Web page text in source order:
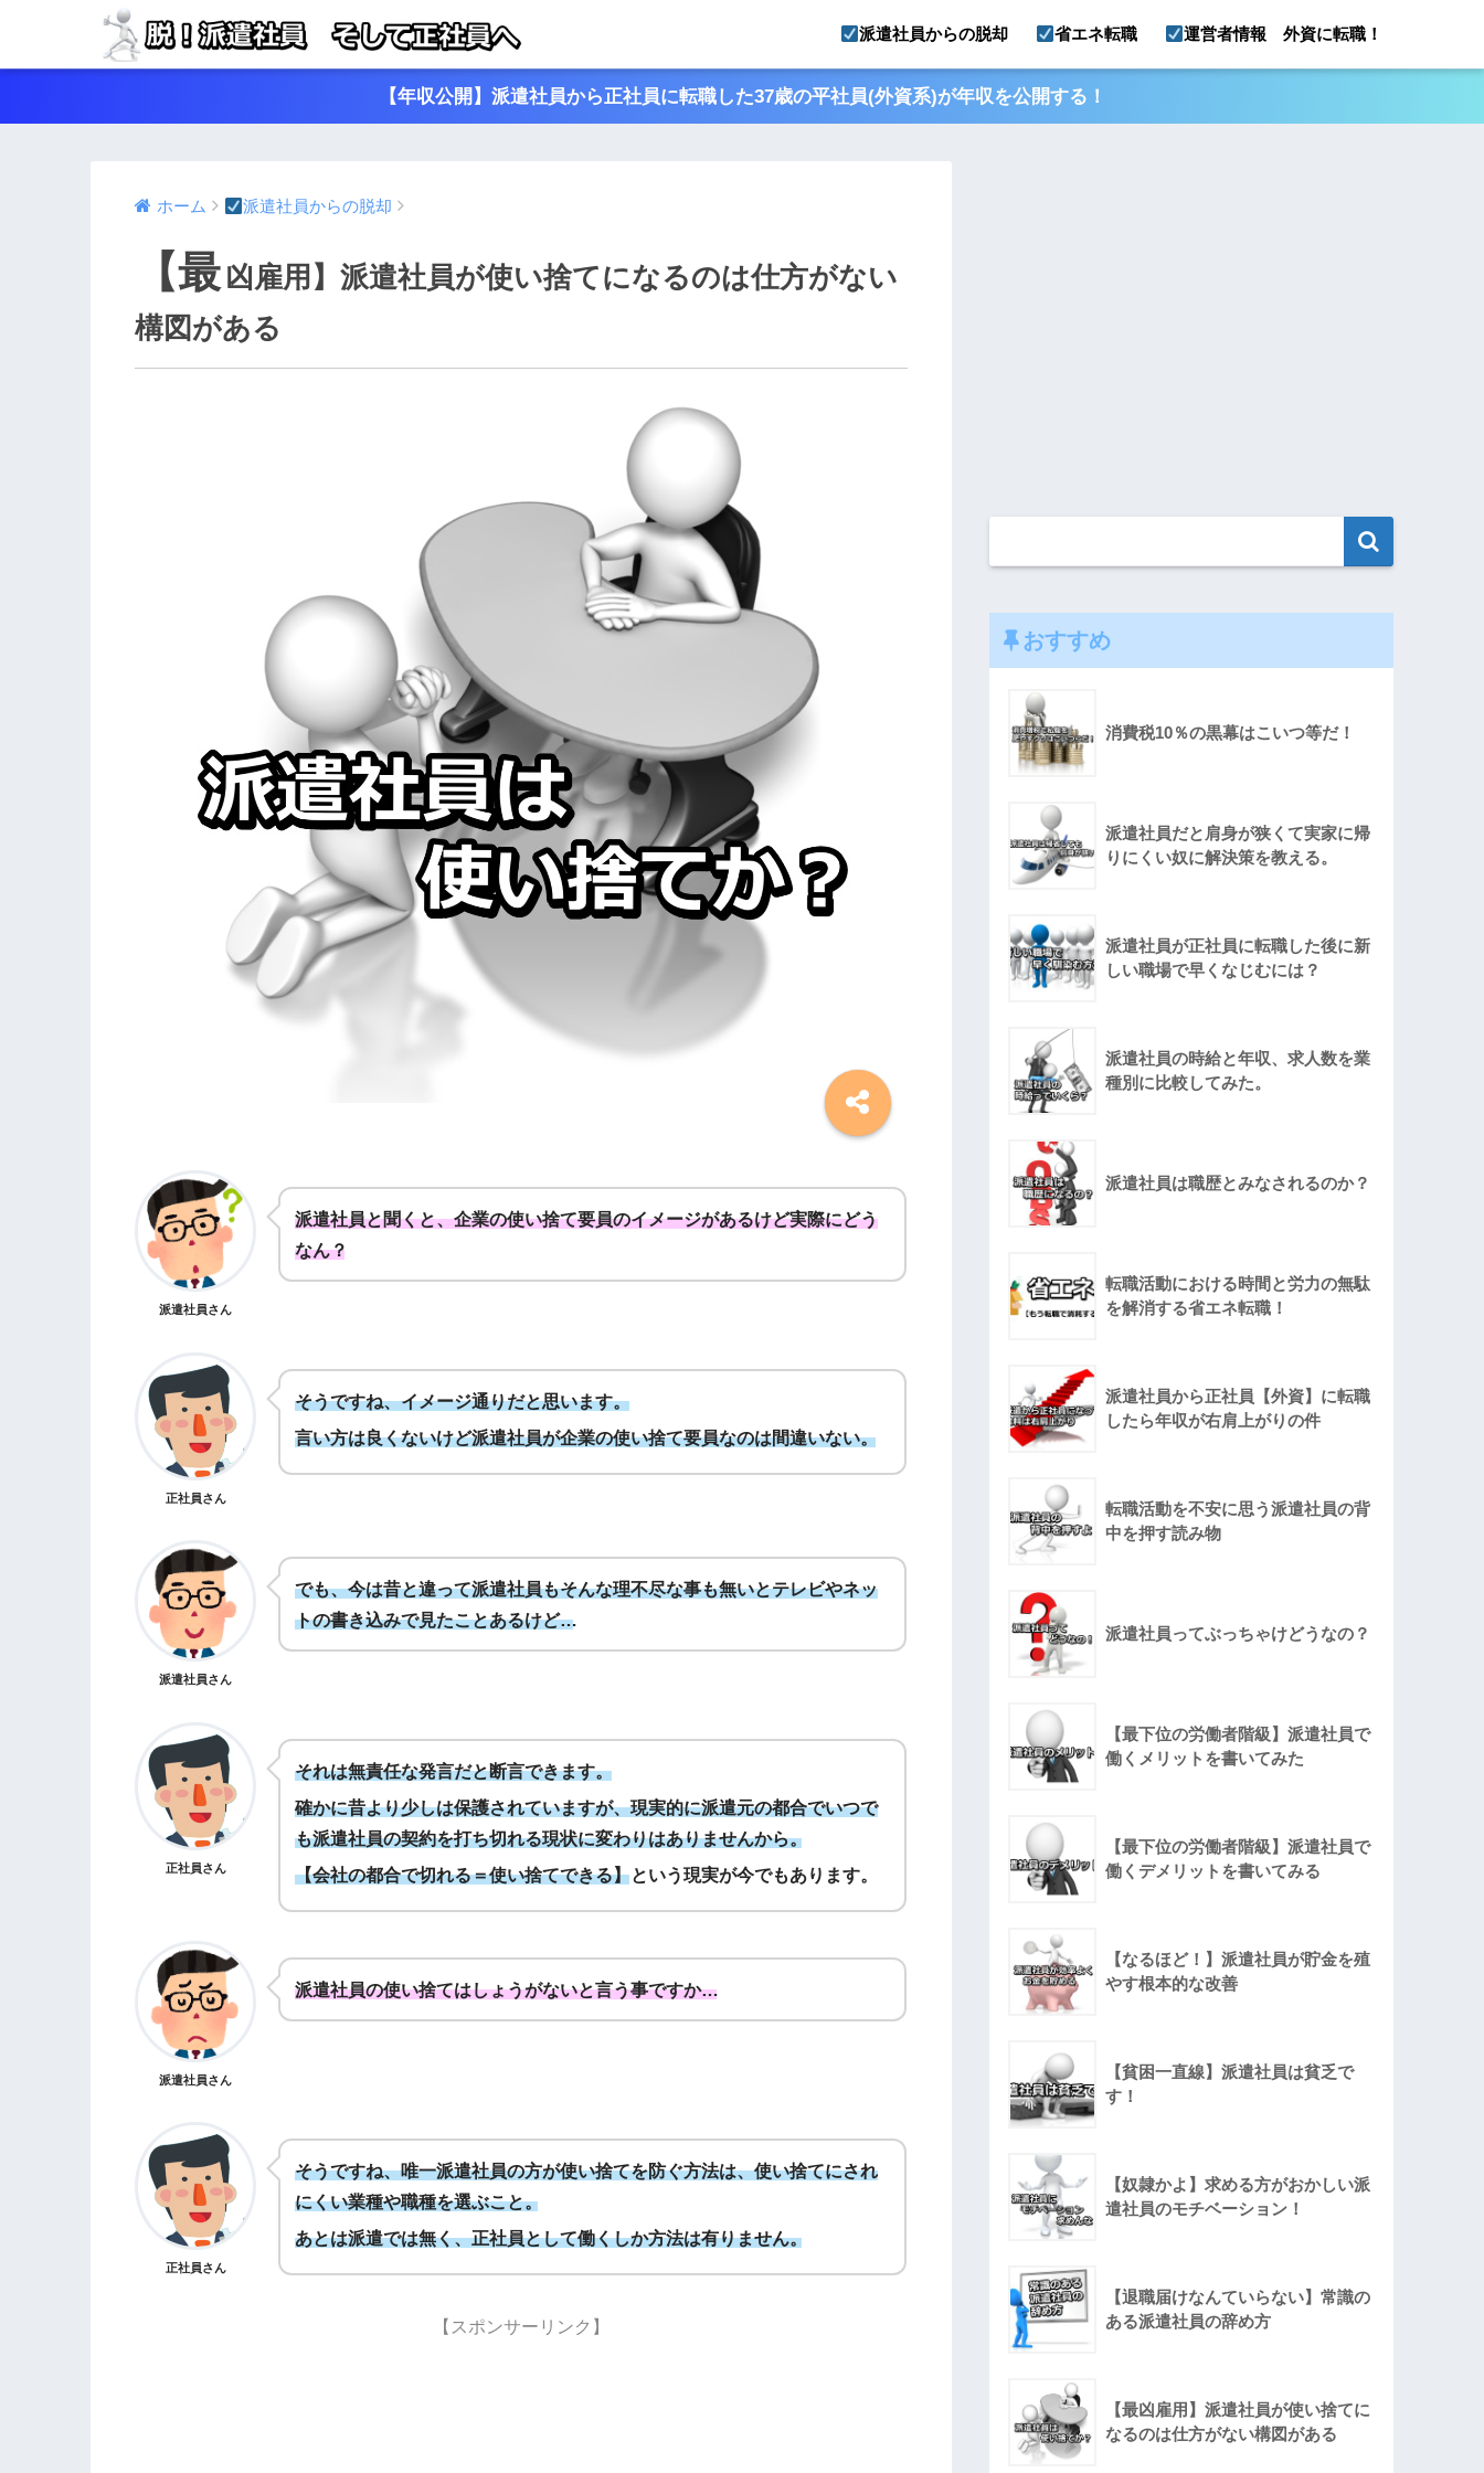
派遣社員からの脱却 省エネ転職 運営者情報 外資に転職！
【年収公開】派遣社員から正社員に転職した37歳の平社員(外資系)が年収を公開する！
ホーム 派遣社員からの脱却
【最 凶雇用】派遣社員が使い捨てになるのは仕方がない
構図がある
派遣社員さん
派遣社員と聞くと、企業の使い捨て要員のイメージがあるけど実際にどう
なん？
正社員さん
そうですね、イメージ通りだと思います。
言い方は良くないけど派遣社員が企業の使い捨て要員なのは間違いない。
派遣社員さん
でも、今は昔と違って派遣社員もそんな理不尽な事も無いとテレビやネッ
トの書き込みで見たことあるけど…
正社員さん
それは無責任な発言だと断言できます。
確かに昔より少しは保護されていますが、現実的に派遣元の都合でいつで
も派遣社員の契約を打ち切れる現状に変わりはありませんから。
【会社の都合で切れる＝使い捨てできる】という現実が今でもあります。
派遣社員さん
派遣社員の使い捨てはしょうがないと言う事ですか…
正社員さん
そうですね、唯一派遣社員の方が使い捨てを防ぐ方法は、使い捨てにされ
にくい業種や職種を選ぶこと。
あとは派遣では無く、正社員として働くしか方法は有りません。
【スポンサーリンク】
おすすめ
消費税10％の黒幕はこいつ等だ！
派遣社員だと肩身が狭くて実家に帰
りにくい奴に解決策を教える。
派遣社員が正社員に転職した後に新
しい職場で早くなじむには？
派遣社員の時給と年収、求人数を業
種別に比較してみた。
派遣社員は職歴とみなされるのか？
転職活動における時間と労力の無駄
を解消する省エネ転職！
派遣社員から正社員【外資】に転職
したら年収が右肩上がりの件
転職活動を不安に思う派遣社員の背
中を押す読み物
派遣社員ってぶっちゃけどうなの？
【最下位の労働者階級】派遣社員で
働くメリットを書いてみた
【最下位の労働者階級】派遣社員で
働くデメリットを書いてみる
【なるほど！】派遣社員が貯金を殖
やす根本的な改善
【貧困一直線】派遣社員は貧乏で
す！
【奴隷かよ】求める方がおかしい派
遣社員のモチベーション！
【退職届けなんていらない】常識の
ある派遣社員の辞め方
【最凶雇用】派遣社員が使い捨てに
なるのは仕方がない構図がある